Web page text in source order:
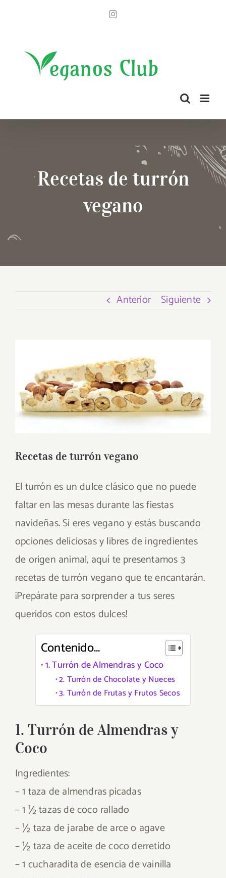
Instagram
Recetas de turrón
vegano
Anterior Siguiente
Recetas de turrón vegano
El turrón es un dulce clásico que no puede
faltar en las mesas durante las fiestas
navideñas. Si eres vegano y estás buscando
opciones deliciosas y libres de ingredientes
de origen animal, aquí te presentamos 3
recetas de turrón vegano que te encantarán.
¡Prepárate para sorprender a tus seres
queridos con estos dulces!
Contenido...
1. Turrón de Almendras y Coco
2. Turrón de Chocolate y Nueces
3. Turrón de Frutas y Frutos Secos
1. Turrón de Almendras y
Coco
Ingredientes:
– 1 taza de almendras picadas
– 1 ½ tazas de coco rallado
– ½ taza de jarabe de arce o agave
– ½ taza de aceite de coco derretido
– 1 cucharadita de esencia de vainilla